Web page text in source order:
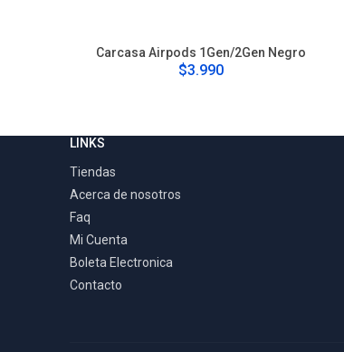
Carcasa Airpods 1Gen/2Gen Negro
$3.990
LINKS
Tiendas
Acerca de nosotros
Faq
Mi Cuenta
Boleta Electronica
Contacto